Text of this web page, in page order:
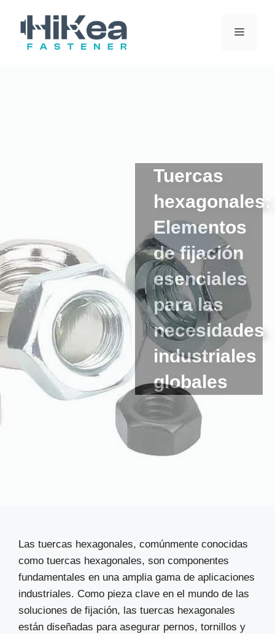
contenido
MENÚ
Tuercas
hexagonales:
Elementos
de fijación
esenciales
para las
necesidades
industriales
globales
Las tuercas hexagonales, comúnmente conocidas
como tuercas hexagonales, son componentes
fundamentales en una amplia gama de aplicaciones
industriales. Como pieza clave en el mundo de las
soluciones de fijación, las tuercas hexagonales
están diseñadas para asegurar pernos, tornillos y